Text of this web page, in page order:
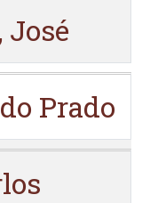
José
Prado